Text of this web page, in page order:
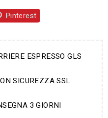
Pinterest
ESPRESSO GLS
SICUREZZA SSL
3 GIORNI